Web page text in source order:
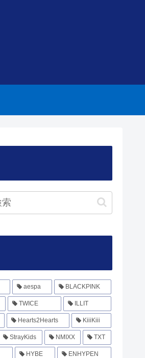
aespa BLACKPINK
TWICE ILLIT
Hearts2Hearts KiiiKiii
StrayKids NMIXX TXT
HYBE ENHYPEN